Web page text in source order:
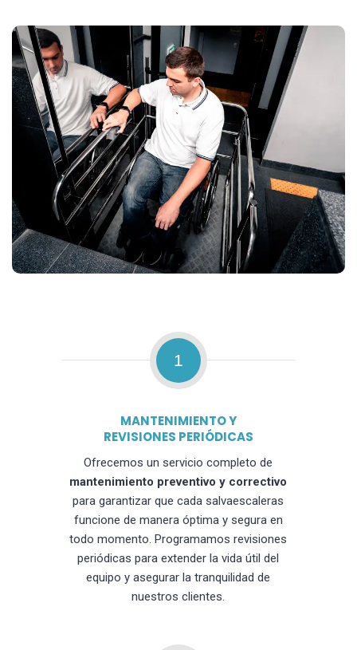
1
MANTENIMIENTO Y
REVISIONES PERIÓDICAS
Ofrecemos un servicio completo de
mantenimiento preventivo y correctivo
para garantizar que cada salvaescaleras
funcione de manera óptima y segura en
todo momento. Programamos revisiones
periódicas para extender la vida útil del
equipo y asegurar la tranquilidad de
nuestros clientes.